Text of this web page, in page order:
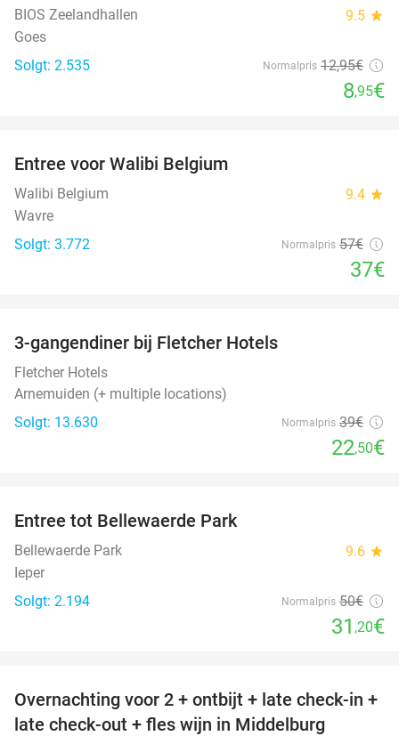
BIOS Zeelandhallen 9.5 star
Goes
Solgt: 2.535
Normalpris 12,95€
8,95€
Entree voor Walibi Belgium
Walibi Belgium 9.4 star
Wavre
Solgt: 3.772
Normalpris 57€
37€
3-gangendiner bij Fletcher Hotels
Fletcher Hotels
Arnemuiden (+ multiple locations)
Solgt: 13.630
Normalpris 39€
22,50€
Entree tot Bellewaerde Park
Bellewaerde Park 9.6 star
Ieper
Solgt: 2.194
Normalpris 50€
31 ,20€
52%
Overnachting voor 2 + ontbijt + late check-in +
late check-out + fles wijn in Middelburg